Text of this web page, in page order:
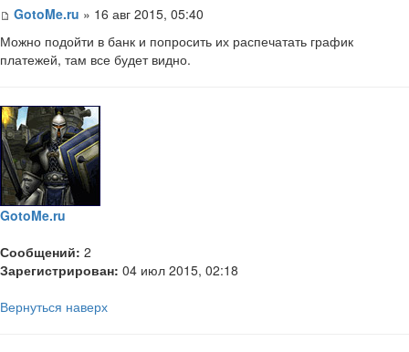
GotoMe.ru » 16 авг 2015, 05:40
Можно подойти в банк и попросить их распечатать график
платежей, там все будет видно.
GotoMe.ru
Сообщений: 2
Зарегистрирован: 04 июл 2015, 02:18
Вернуться наверх